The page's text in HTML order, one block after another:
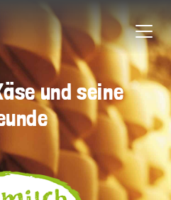
und seine
und seine